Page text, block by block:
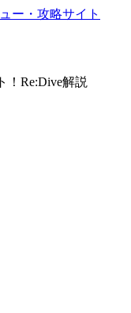
！Re:Dive解説